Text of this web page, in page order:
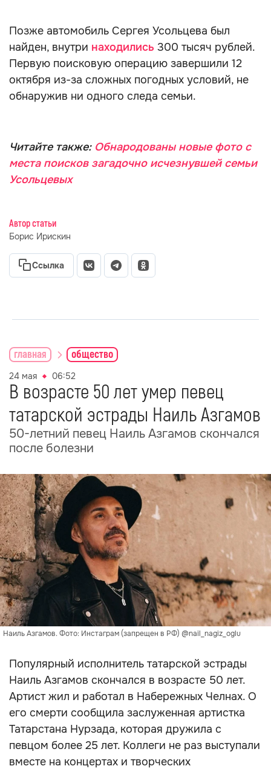
Позже автомобиль Сергея Усольцева был
найден, внутри находились 300 тысяч рублей.
Первую поисковую операцию завершили 12
октября из-за сложных погодных условий, не
обнаружив ни одного следа семьи.
Читайте также: Обнародованы новые фото с
места поисков загадочно исчезнувшей семьи
Усольцевых
Автор статьи
Борис Ирискин
Ссылка
главная общество
24 мая 06:52
В возрасте 50 лет умер певец
татарской эстрады Наиль Азгамов
50-летний певец Наиль Азгамов скончался
после болезни
Наиль Азгамов. Фото: Инстаграм (запрещен в РФ) @nail_nagiz_oglu
Популярный исполнитель татарской эстрады
Наиль Азгамов скончался в возрасте 50 лет.
Артист жил и работал в Набережных Челнах. О
его смерти сообщила заслуженная артистка
Татарстана Нурзада, которая дружила с
певцом более 25 лет. Коллеги не раз выступали
вместе на концертах и творческих